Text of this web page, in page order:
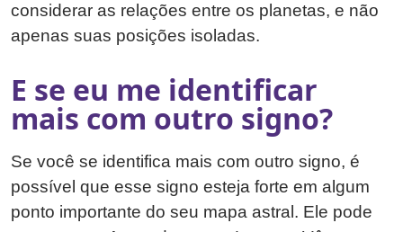
considerar as relações entre os planetas, e não
apenas suas posições isoladas.
E se eu me identificar
mais com outro signo?
Se você se identifica mais com outro signo, é
possível que esse signo esteja forte em algum
ponto importante do seu mapa astral. Ele pode